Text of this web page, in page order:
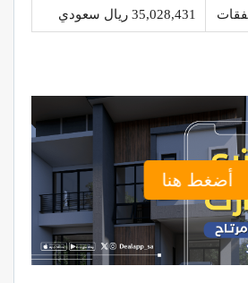
35,028,431 ريال سعودي
أضغط هنا